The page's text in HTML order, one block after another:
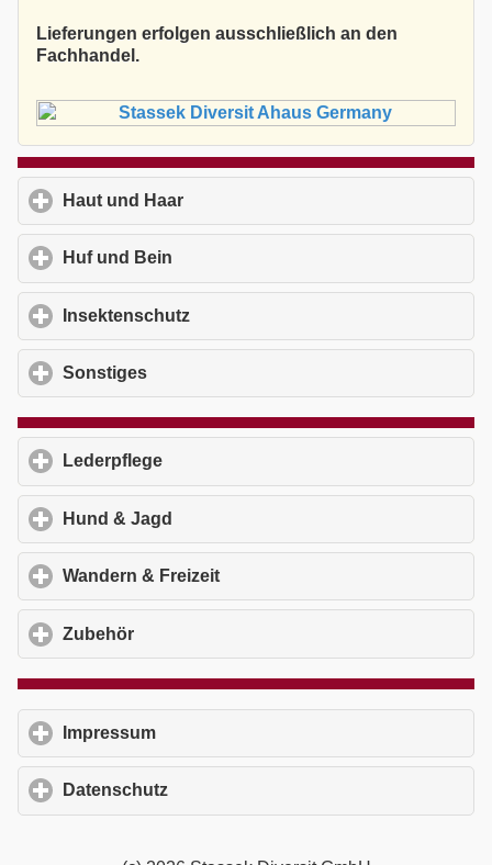
Lieferungen erfolgen ausschließlich an den
Fachhandel.
Haut und Haar
Huf und Bein
Insektenschutz
Sonstiges
Lederpflege
Hund & Jagd
Wandern & Freizeit
Zubehör
Impressum
Datenschutz